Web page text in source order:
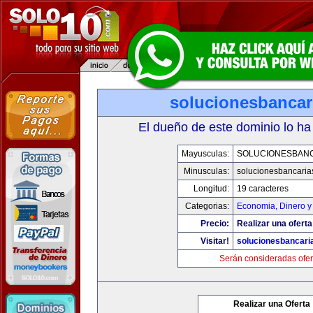
El dueño de este dominio lo
Mayusculas:
Minusculas:
Longitud:
19 caracteres
Categorias:
Economia, Dinero
Precio:
Realizar una
Visitar!
Serán consideradas
Realizar una Oferta